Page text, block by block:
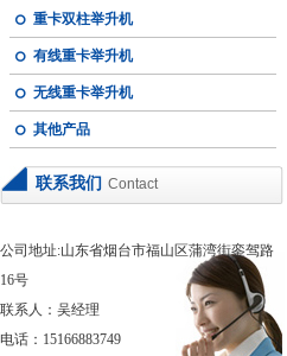
重卡双柱举升机
有线重卡举升机
无线重卡举升机
其他产品
联系我们 Contact
公司地址:山东省烟台市福山区蒲湾街銮驾路
16号
联系人：吴经理
电话：15166883749